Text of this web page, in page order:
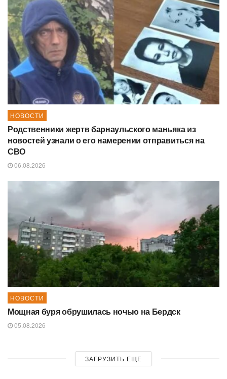
НОВОСТИ
Родственники жертв барнаульского маньяка из
новостей узнали о его намерении отправиться на
СВО
06.08.2026
НОВОСТИ
Мощная буря обрушилась ночью на Бердск
05.08.2026
ЗАГРУЗИТЬ ЕЩЕ